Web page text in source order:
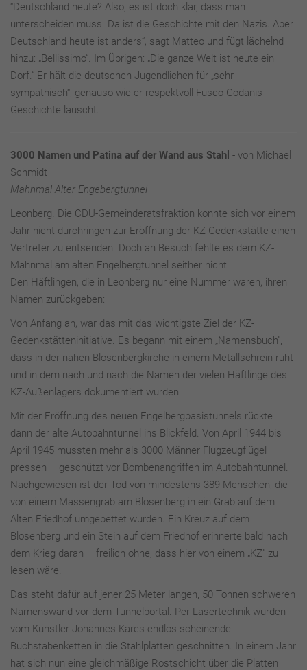
“Deutschland heute? Also, es ist doch klar, dass man
unterscheiden muss. Da ist die Geschichte mit den Nazis. Aber
Deutschland heute ist anders“, sagt Matteo und fügt lächelnd
hinzu: „Bellissimo“. Im Übrigen: „Die ganze Welt ist heute ein
Dorf.“ Er hält die deutschen Jugendlichen für „sehr
sympathisch“, genauso wie er respektvoll Fusco Godanis
Geschichte lauscht.
3000 Namen und Patina auf der Wand aus Stahl - von Michael
Schmidt
Mahnmal Alter Engebergtunnel
Leonberg. Die CDU-Gemeinderatsfraktion konnte sich vor einem
Jahr nicht durchringen zur Eröffnung der KZ-Gedenkstätte einen
Vertreter zu entsenden. Doch an Besuch fehlte es dem KZ-
Mahnmal am alten Engelbergtunnel seither nicht.
Den Häftlingen, die in Leonberg nur eine Nummer waren, ihren
Namen zurückgeben:
Von Anfang an, war das mit das wichtigste Ziel der KZ-
Gedenkstätteninitiative. Es begann mit einem „Namensbuch",
dass in der nahen Blosenbergkirche in einem Metallschrein ruht
und in dem nach und nach die Namen der vielen Häftlinge des
KZ-Außenlagers dokumentiert wurden.
Mit der Eröffnung des neuen Engelbergbasistunnels rückte
dann der alte Autobahntunnel ins Blickfeld. Von April 1944 bis
April 1945 mussten mehr als 3000 Männer Flugzeugflügel
pressen – geschützt vor Bombenangriffen im Autobahntunnel.
Nachgewiesen ist der Tod von mindestens 389 Menschen, die
von einem Massengrab am Blosenberg in ein Grab auf dem
Alten Friedhof umgebettet wurden. Ein Kreuz auf dem
Blosenberg und ein Stein auf dem Friedhof erinnerte bald nach
dem Krieg daran – freilich ohne, dass hier von einem „KZ" zu
lesen wäre.
Das steht dafür auf jener 25 Meter langen, 50 Tonnen schweren
Namenswand vor dem Tunnelportal. Per Lasertechnik wurden
vom Künstler Johannes Kares endlos scheinende
Buchstabenketten in die Stahlplatten geschnitten. In einem Jahr
hat sich nun eine gleichmäßige Rostschicht über die Platten